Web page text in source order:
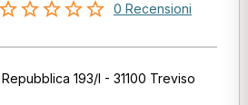
0 Recensioni
193/I - 31100 Treviso